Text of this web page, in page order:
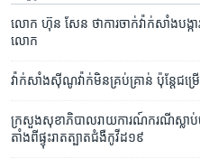
លោក​ ហ៊ុន សែន ថា​ការ​ចាក់​​វ៉ាក់សាំង​បង្
លោក​
វ៉ាក់សាំង​ស៊ីណូវ៉ាក់​មិន​គ្រប់គ្រាន់​ ប៉ុន្តែ​ជ
ក្រសួង​សុខាភិបាល​រាយការណ៍​ករណី​ស្លាប់​
តាំង​ពី​ផ្ទុះ​រាតត្បាត​ជំងឺ​កូវីដ​១៩